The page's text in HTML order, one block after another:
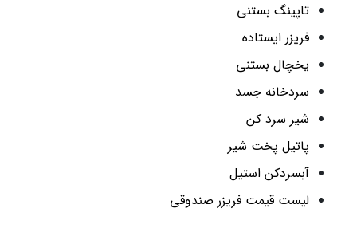
تاپینگ بستنی
فریزر ایستاده
یخچال بستنی
سردخانه جسد
شیر سرد کن
پاتیل پخت شیر
آبسردکن استیل
لیست قیمت فریزر صندوقی